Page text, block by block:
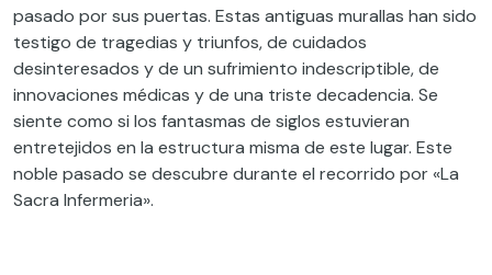
pasado por sus puertas. Estas antiguas murallas han sido
testigo de tragedias y triunfos, de cuidados
desinteresados y de un sufrimiento indescriptible, de
innovaciones médicas y de una triste decadencia. Se
siente como si los fantasmas de siglos estuvieran
entretejidos en la estructura misma de este lugar. Este
noble pasado se descubre durante el recorrido por «La
Sacra Infermeria».